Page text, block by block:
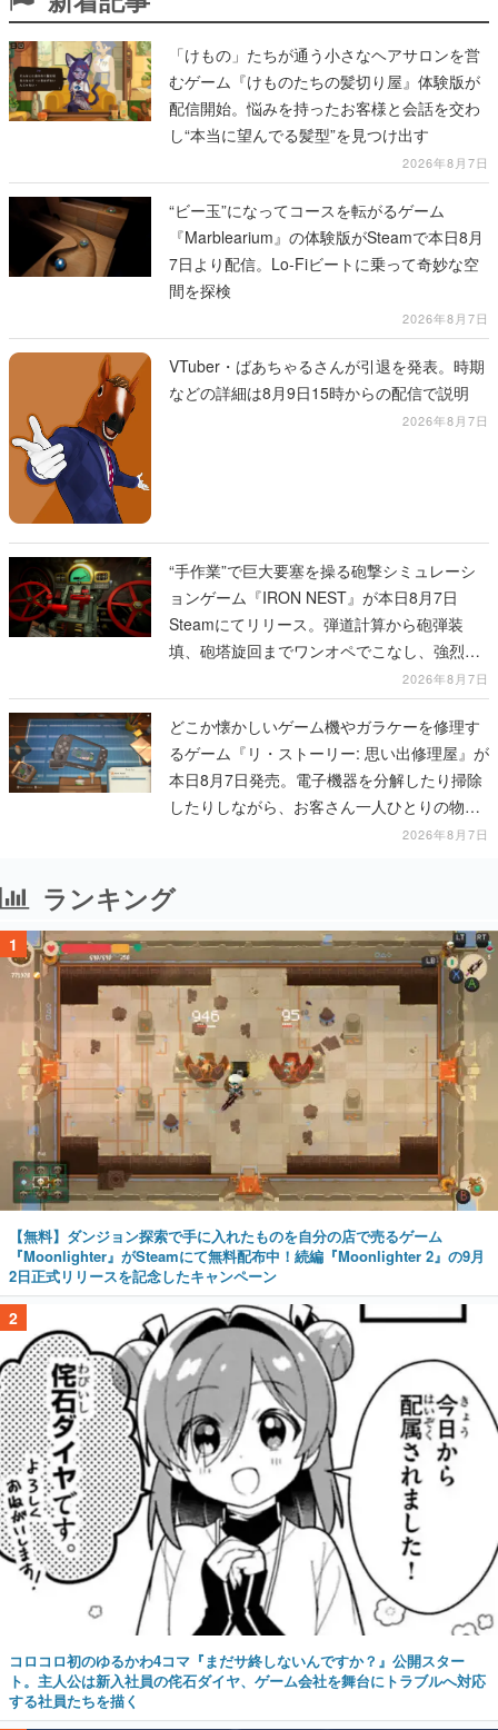
「けもの」たちが通う小さなヘアサロンを営
むゲーム『けものたちの髪切り屋』体験版が
配信開始。悩みを持ったお客様と会話を交わ
し“本当に望んでる髪型”を見つけ出す
2026年8月7日
“ビー玉”になってコースを転がるゲーム
『Marblearium』の体験版がSteamで本日8月
7日より配信。Lo-Fiビートに乗って奇妙な空
間を探検
2026年8月7日
VTuber・ばあちゃるさんが引退を発表。時期
などの詳細は8月9日15時からの配信で説明
2026年8月7日
“手作業”で巨大要塞を操る砲撃シミュレーシ
ョンゲーム『IRON NEST』が本日8月7日
Steamにてリリース。弾道計算から砲弾装
填、砲塔旋回までワンオペでこなし、強烈な
一撃をブチかませるロマンある作品2026年8月7日
どこか懐かしいゲーム機やガラケーを修理す
るゲーム『リ・ストーリー: 思い出修理屋』が
本日8月7日発売。電子機器を分解したり掃除
したりしながら、お客さん一人ひとりの物語
2026年8月7日
ランキング
1
【無料】ダンジョン探索で手に入れたものを自分の店で売るゲーム
『Moonlighter』がSteamにて無料配布中！続編『Moonlighter 2』の9月
2日正式リリースを記念したキャンペーン
2
コロコロ初のゆるかわ4コマ『まだサ終しないんですか？』公開スター
ト。主人公は新入社員の侘石ダイヤ、ゲーム会社を舞台にトラブルへ対応
する社員たちを描く